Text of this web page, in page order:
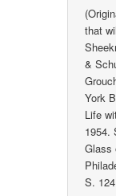
that
&
York
Life
1954.
Glass
S.